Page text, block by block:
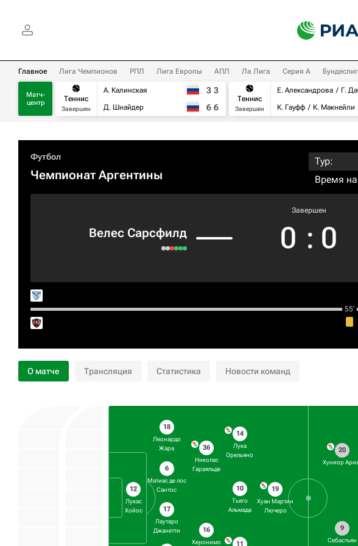
Главное Лига Чемпионов РПЛ Лига Европы АПЛ Ла Лига Серия А
Матч-
центр
Теннис
Завершен
А. Калинская
Д. Шнайдер
3 3
6 6
Теннис
Завершен
Е. Александрова
Г.
К. Гауфф
К. Макнейли
Футбол
Чемпионат Аргентины
Тур:
Время
Велес Сарсфилд
Завершен
0 : 0
55‎’‎
О матче Трансляция Статистика Новости команд
12
Лукас
Хойос
18
Леонардо
Жара
6
Матиас де лос
Сантос
17
Лаутаро
Джанетти
36
Николас
Гараяльде
16
Херонимо
14
Лука
Орельяно
10
Тьяго
Альмада
11
19
Хуан Мартин
Лючеро
20
Хуниор
9
Себастьян